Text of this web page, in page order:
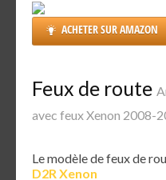
ACHETER SUR AMAZON
Feux de route
avec feux Xenon 2008-
Le modèle de feux de
D2R Xenon